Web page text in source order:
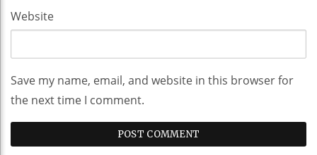
Website
Save my name, email, and website in this browser for
the next time I comment.